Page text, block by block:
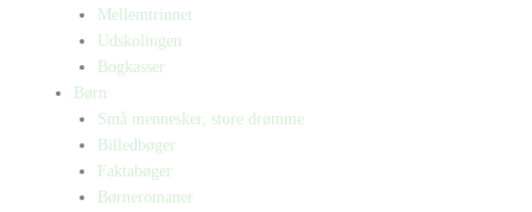
Mellemtrinnet
Udskolingen
Bogkasser
Børn
Små mennesker, store drømme
Billedbøger
Faktabøger
Børneromaner